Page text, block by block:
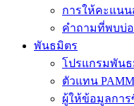
การให้คะแน
คำถามที่พบบ่
พันธมิตร
โปรแกรมพันธ
ตัวแทน PAMM
ผู้ให้ข้อมูลการ